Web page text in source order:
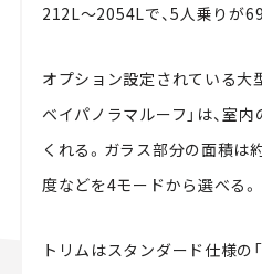
212L〜2054Lで、5人乗りが
オプション設定されている大
ベイパノラマルーフ」は、室
くれる。ガラス部分の面積は
度などを4モードから選べる。
トリムはスタンダード仕様の